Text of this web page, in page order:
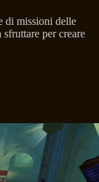
di missioni delle
per creare